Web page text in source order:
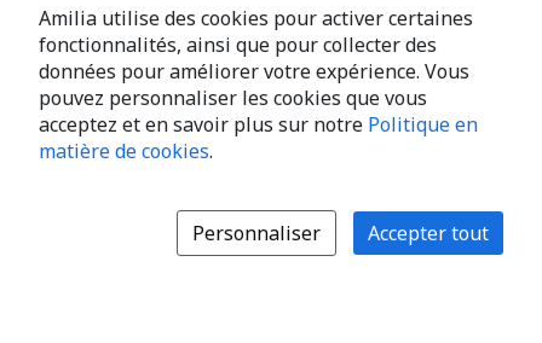
Amilia utilise des cookies pour activer certaines
fonctionnalités, ainsi que pour collecter des
données pour améliorer votre expérience. Vous
pouvez personnaliser les cookies que vous
acceptez et en savoir plus sur notre Politique en
matière de cookies.
Personnaliser Accepter tout